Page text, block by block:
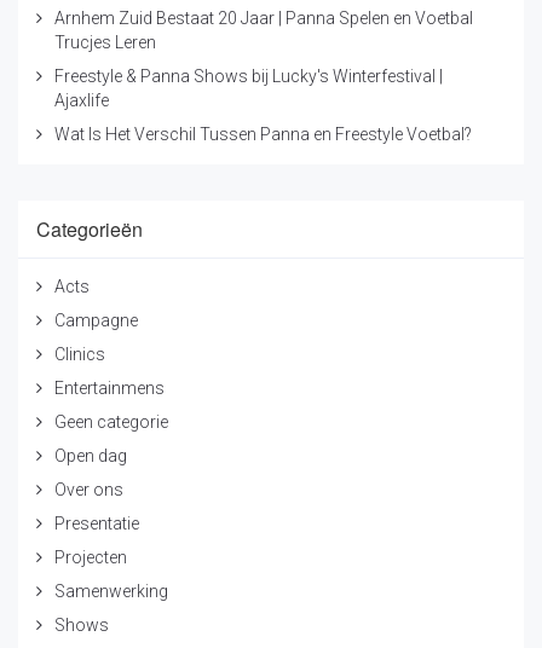
Arnhem Zuid Bestaat 20 Jaar | Panna Spelen en Voetbal
Trucjes Leren
Freestyle & Panna Shows bij Lucky's Winterfestival |
Ajaxlife
Wat Is Het Verschil Tussen Panna en Freestyle Voetbal?
Categorieën
Acts
Campagne
Clinics
Entertainmens
Geen categorie
Open dag
Over ons
Presentatie
Projecten
Samenwerking
Shows